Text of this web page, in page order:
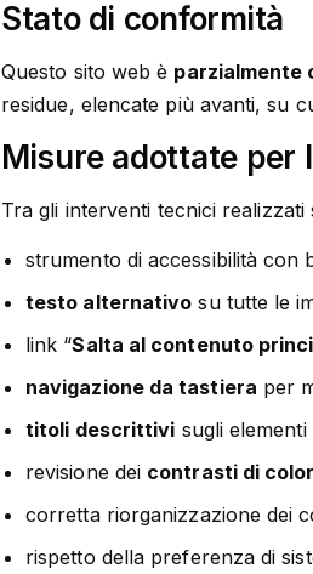
Stato di conformità
Questo sito web è parzialmente
residue, elencate più avanti, su
Misure adottate per
Tra gli interventi tecnici realizzati
strumento di accessibilità con
testo alternativo su tutte le
link “Salta al contenuto
navigazione da tastiera per
titoli descrittivi sugli
revisione dei contrasti di
corretta riorganizzazione dei
rispetto della preferenza di